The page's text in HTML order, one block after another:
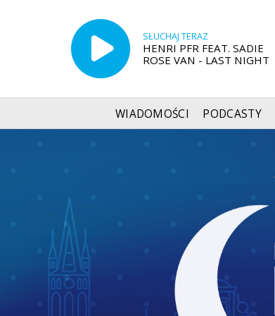
SŁUCHAJ TERAZ
HENRI PFR FEAT. SADIE
ROSE VAN - LAST NIGHT
WIADOMOŚCI PODCASTY